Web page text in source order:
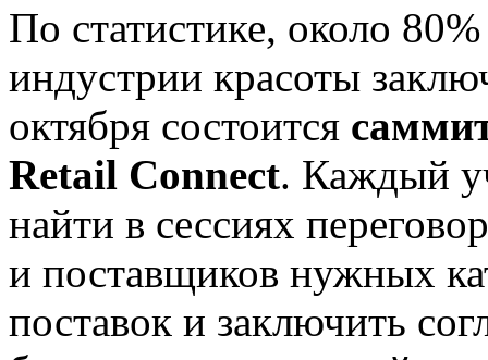
По статистике, около
индустрии красоты
октября состоится
Retail Connect. Каждый
найти в сессиях
и поставщиков нужных
поставок и заключить